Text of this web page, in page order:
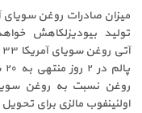
اولئینفوب مالزی برای تحویل در ماه